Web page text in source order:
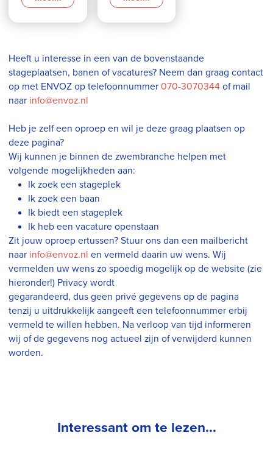
Heeft u interesse in een van de bovenstaande
stageplaatsen, banen of vacatures? Neem dan graag contact
op met ENVOZ op telefoonnummer070-3070344 of mail
naar info@envoz.nl
Heb je zelf een oproep en wil je deze graag plaatsen op
deze pagina?
Wij kunnen je binnen de zwembranche helpen met
volgende mogelijkheden aan:
Ik zoek een stageplek
Ik zoek een baan
Ik biedt een stageplek
Ik heb een vacature openstaan
Zit jouw oproep ertussen? Stuur ons dan een mailbericht
naar info@envoz.nl en vermeld daarin uw wens. Wij
vermelden uw wens zo spoedig mogelijk op de website (zie
hieronder!) Privacy wordt
gegarandeerd, dus geen privé gegevens op de pagina
tenzij u uitdrukkelijk aangeeft een telefoonnummer erbij
vermeld te willen hebben. Na verloop van tijd informeren
wij of de gegevens nog actueel zijn of verwijderd kunnen
worden.
Interessant om te lezen...